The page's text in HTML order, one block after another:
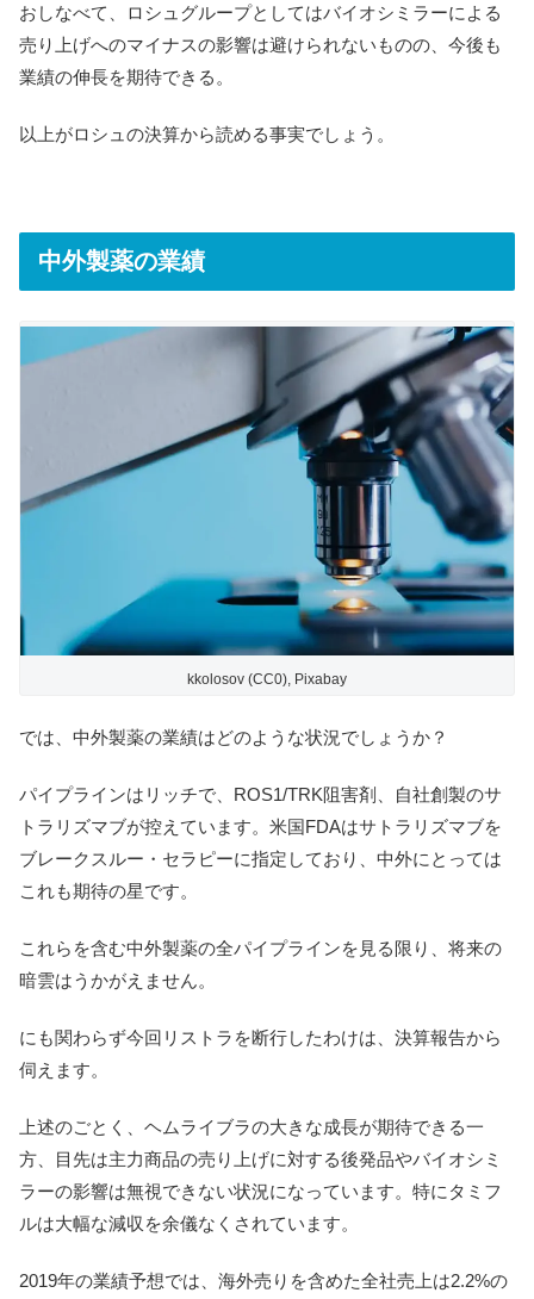
おしなべて、ロシュグループとしてはバイオシミラーによる
売り上げへのマイナスの影響は避けられないものの、今後も
業績の伸長を期待できる。
以上がロシュの決算から読める事実でしょう。
中外製薬の業績
kkolosov (CC0), Pixabay
では、中外製薬の業績はどのような状況でしょうか？
パイプラインはリッチで、ROS1/TRK阻害剤、自社創製のサ
トラリズマブが控えています。米国FDAはサトラリズマブを
ブレークスルー・セラピーに指定しており、中外にとっては
これも期待の星です。
これらを含む中外製薬の全パイプラインを見る限り、将来の
暗雲はうかがえません。
にも関わらず今回リストラを断行したわけは、決算報告から
伺えます。
上述のごとく、ヘムライブラの大きな成長が期待できる一
方、目先は主力商品の売り上げに対する後発品やバイオシミ
ラーの影響は無視できない状況になっています。特にタミフ
ルは大幅な減収を余儀なくされています。
2019年の業績予想では、海外売りを含めた全社売上は2.2%の